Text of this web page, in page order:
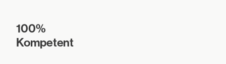
100%
Kompetent